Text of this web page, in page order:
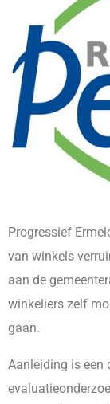
Progressief
van winkels
aan de
winkeliers zelf
gaan.
Aanleiding is een